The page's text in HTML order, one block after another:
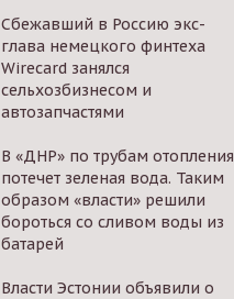
Сбежавший в Россию экс-
глава немецкого финтеха
Wirecard занялся
сельхозбизнесом и
автозапчастями
В «ДНР» по трубам отопления
потечет зеленая вода. Таким
образом «власти» решили
бороться со сливом воды из
батарей
Власти Эстонии объявили о